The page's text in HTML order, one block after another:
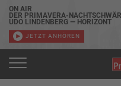
ON AIR
DER PRIMAVERA-
UDO LINDENBERG — HORIZONT
JETZT ANHÖREN